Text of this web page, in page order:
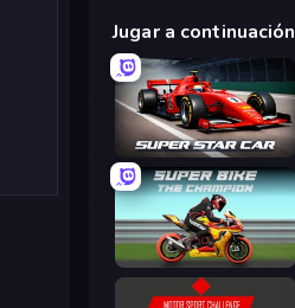
Jugar a continuación
Super Star Car
Super Bike The Champion